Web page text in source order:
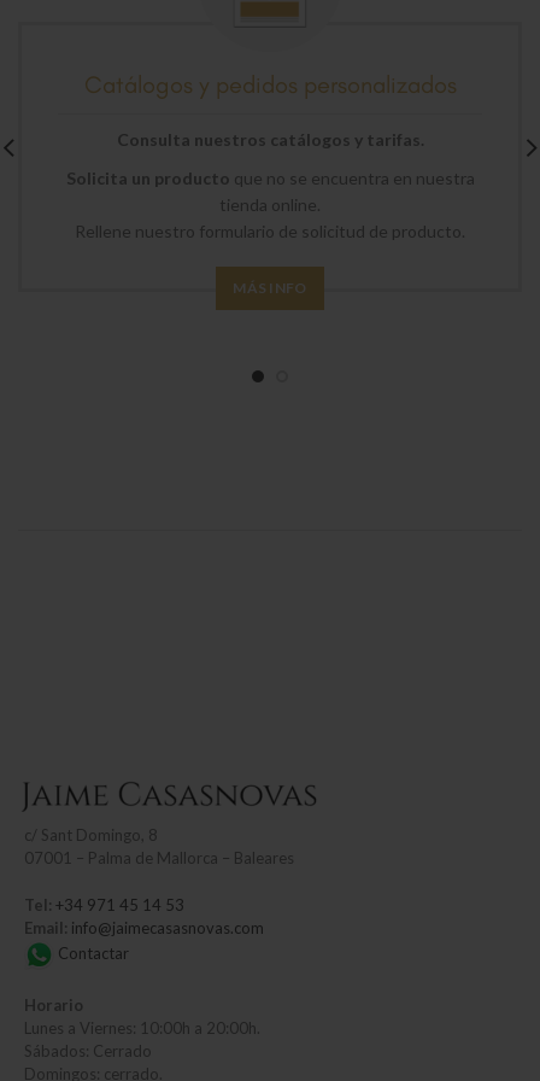
Catálogos y pedidos personalizados
Consulta nuestros catálogos y tarifas.
Solicita un producto que no se encuentra en nuestra
tienda online.
Rellene nuestro formulario de solicitud de producto.
MÁS INFO
c/ Sant Domingo, 8
07001 – Palma de Mallorca – Baleares
Tel: +34 971 45 14 53
Email: info@jaimecasasnovas.com
Contactar
Horario
Lunes a Viernes: 10:00h a 20:00h.
Sábados: Cerrado
Domingos: cerrado.